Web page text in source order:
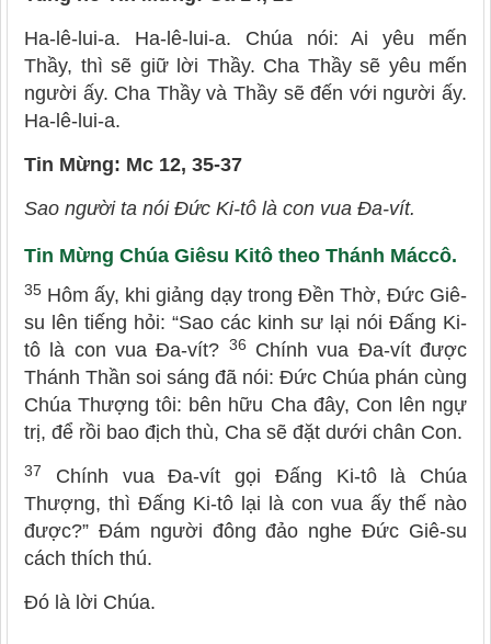
Ha-lê-lui-a. Ha-lê-lui-a. Chúa nói: Ai yêu mến
Thầy, thì sẽ giữ lời Thầy. Cha Thầy sẽ yêu mến
người ấy. Cha Thầy và Thầy sẽ đến với người ấy.
Ha-lê-lui-a.
Tin Mừng: Mc 12, 35-37
Sao người ta nói Đức Ki-tô là con vua Đa-vít.
Tin Mừng Chúa Giêsu Kitô theo Thánh Máccô.
35 Hôm ấy, khi giảng dạy trong Đền Thờ, Đức Giê-
su lên tiếng hỏi: “Sao các kinh sư lại nói Đấng Ki-
tô là con vua Đa-vít? 36
Chính vua Đa-vít được
Thánh Thần soi sáng đã nói: Đức Chúa phán cùng
Chúa Thượng tôi: bên hữu Cha đây, Con lên ngự
trị, để rồi bao địch thù, Cha sẽ đặt dưới chân Con.
37
Chính vua Đa-vít gọi Đấng Ki-tô là Chúa
Thượng, thì Đấng Ki-tô lại là con vua ấy thế nào
được?” Đám người đông đảo nghe Đức Giê-su
cách thích thú.
Ðó là lời Chúa.